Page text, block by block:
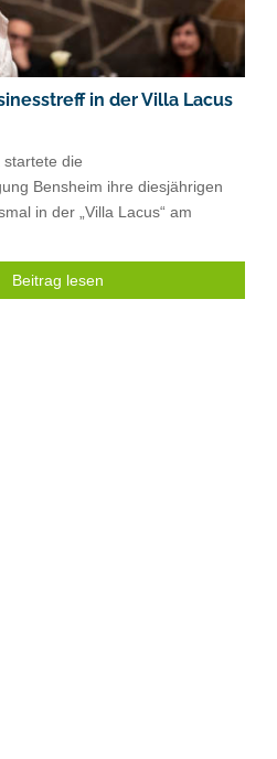
in der Villa Lacus
die
Bensheim ihre diesjährigen
in der „Villa Lacus“ am
Beitrag lesen